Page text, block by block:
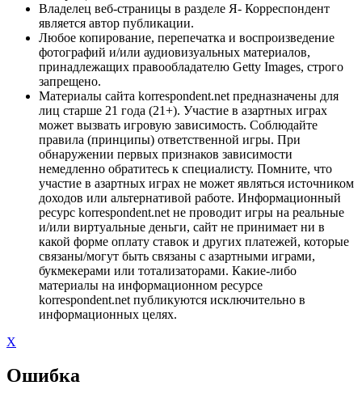
Владелец веб-страницы в разделе Я- Корреспондент
является автор публикации.
Любое копирование, перепечатка и воспроизведение
фотографий и/или аудиовизуальных материалов,
принадлежащих правообладателю Getty Images, строго
запрещено.
Материалы сайта korrespondent.net предназначены для
лиц старше 21 года (21+). Участие в азартных играх
может вызвать игровую зависимость. Соблюдайте
правила (принципы) ответственной игры. При
обнаружении первых признаков зависимости
немедленно обратитесь к специалисту. Помните, что
участие в азартных играх не может являться источником
доходов или альтернативой работе. Информационный
ресурс korrespondent.net не проводит игры на реальные
и/или виртуальные деньги, сайт не принимает ни в
какой форме оплату ставок и других платежей, которые
связаны/могут быть связаны с азартными играми,
букмекерами или тотализаторами. Какие-либо
материалы на информационном ресурсе
korrespondent.net публикуются исключительно в
информационных целях.
X
Ошибка